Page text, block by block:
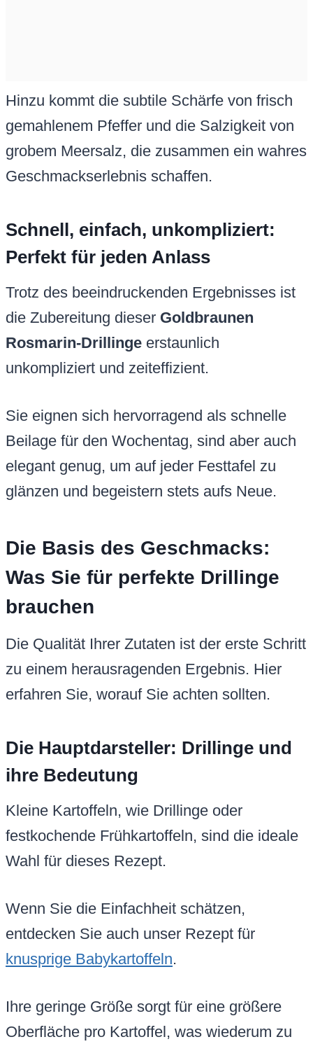
Hinzu kommt die subtile Schärfe von frisch
gemahlenem Pfeffer und die Salzigkeit von
grobem Meersalz, die zusammen ein wahres
Geschmackserlebnis schaffen.
Schnell, einfach, unkompliziert:
Perfekt für jeden Anlass
Trotz des beeindruckenden Ergebnisses ist
die Zubereitung dieser Goldbraunen
Rosmarin-Drillinge erstaunlich
unkompliziert und zeiteffizient.
Sie eignen sich hervorragend als schnelle
Beilage für den Wochentag, sind aber auch
elegant genug, um auf jeder Festtafel zu
glänzen und begeistern stets aufs Neue.
Die Basis des Geschmacks:
Was Sie für perfekte Drillinge
brauchen
Die Qualität Ihrer Zutaten ist der erste Schritt
zu einem herausragenden Ergebnis. Hier
erfahren Sie, worauf Sie achten sollten.
Die Hauptdarsteller: Drillinge und
ihre Bedeutung
Kleine Kartoffeln, wie Drillinge oder
festkochende Frühkartoffeln, sind die ideale
Wahl für dieses Rezept.
Wenn Sie die Einfachheit schätzen,
entdecken Sie auch unser Rezept für
knusprige Babykartoffeln.
Ihre geringe Größe sorgt für eine größere
Oberfläche pro Kartoffel, was wiederum zu